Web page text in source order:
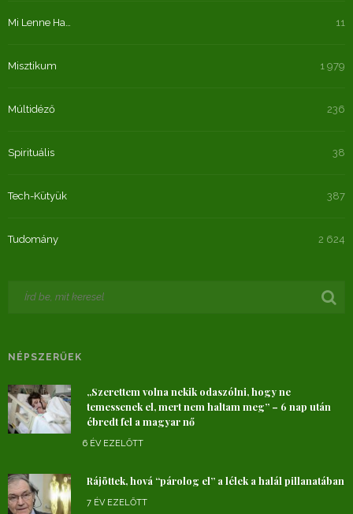
Mi Lenne Ha… 11
Misztikum 1 979
Múltidéző 236
Spirituális 38
Tech-Kütyük 387
Tudomány 2 624
NÉPSZERŰEK
„Szerettem volna nekik odaszólni, hogy ne
temessenek el, mert nem haltam meg” – 6 nap után
ébredt fel a magyar nő
6 ÉV EZELŐTT
Rájöttek, hová “párolog el” a lélek a halál pillanatában
7 ÉV EZELŐTT